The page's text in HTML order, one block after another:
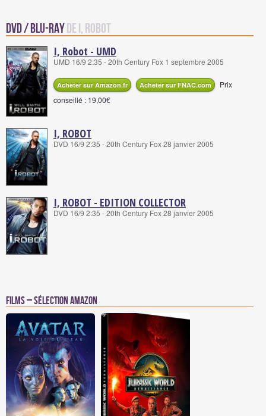
DVD / Blu-Rayde I, Robot
I, Robot - UMD
UMD 16/9 2:35 - 20th Century Fox 1 septembre 2005
Acheter sur Amazon.fr Acheter sur FNAC.com
Prix
conseillé : 19,00€
I, ROBOT
DVD 16/9 2:35 - 20th Century Fox 28 janvier 2005
I, ROBOT - EDITION COLLECTOR
DVD 16/9 2:35 - 20th Century Fox 28 janvier 2005
Films – Sélection Amazon